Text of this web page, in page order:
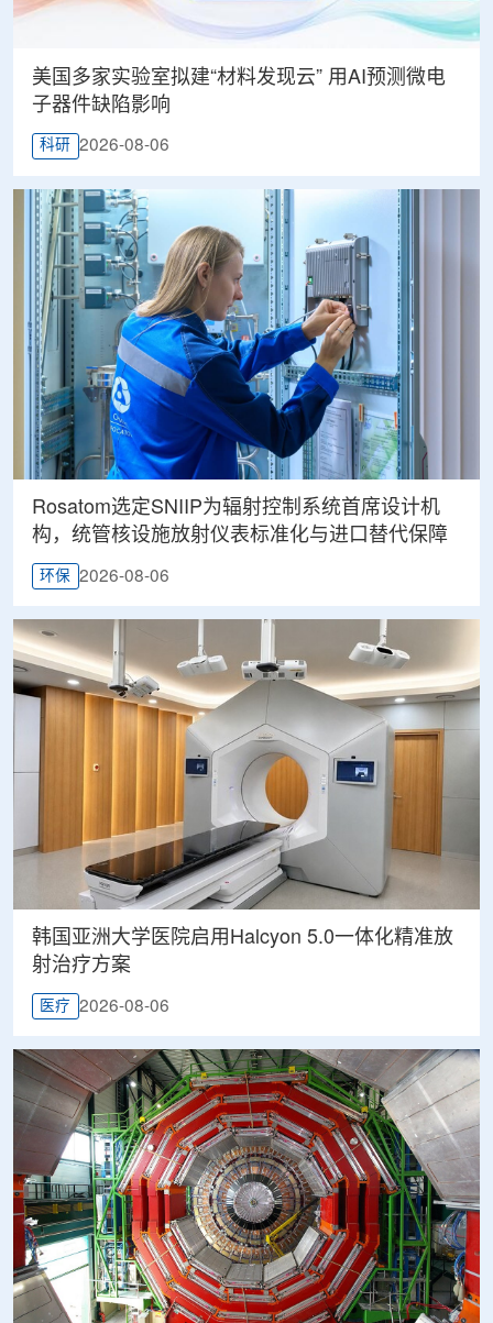
美国多家实验室拟建“材料发现云” 用AI预测微电
子器件缺陷影响
科研 2026-08-06
Rosatom选定SNIIP为辐射控制系统首席设计机
构，统管核设施放射仪表标准化与进口替代保障
环保 2026-08-06
韩国亚洲大学医院启用Halcyon 5.0一体化精准放
射治疗方案
医疗 2026-08-06